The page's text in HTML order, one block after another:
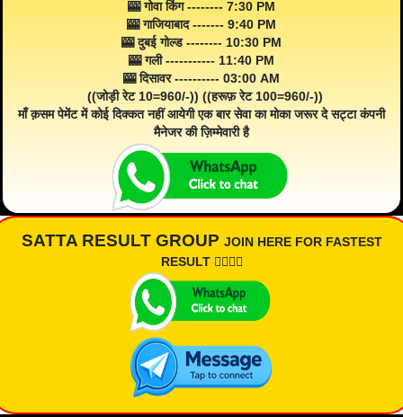
🎰 गोवा किंग -------- 7:30 PM
🎰 गाजियाबाद ------- 9:40 PM
🎰 दुबई गोल्ड -------- 10:30 PM
🎰 गली ----------- 11:40 PM
🎰 दिसावर ---------- 03:00 AM
((जोड़ी रेट 10=960/-)) ((हरूफ़ रेट 100=960/-))
माँ क़सम पेमेंट में कोई दिक्कत नहीं आयेगी एक बार सेवा का मोका जरूर दे सट्टा कंपनी
मैनेजर की ज़िम्मेवारी है
SATTA RESULT GROUP JOIN HERE FOR FASTEST
RESULT 👇🏾👇🏾